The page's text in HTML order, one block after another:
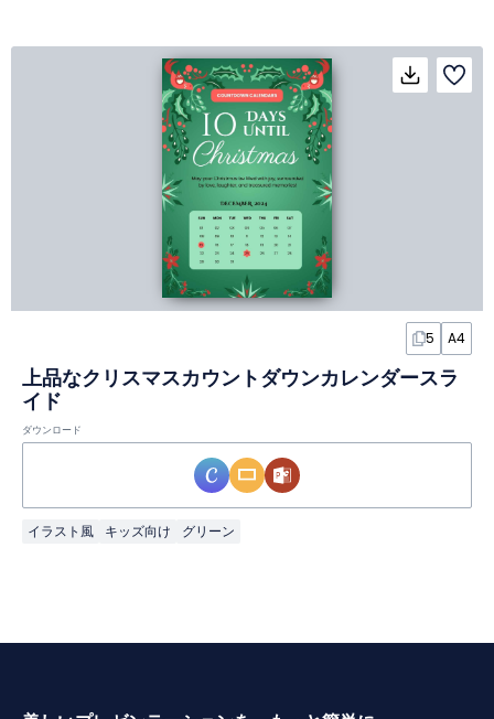
5 A4
上品なクリスマスカウントダウンカレンダースラ
イド
ダウンロード
イラスト風 キッズ向け グリーン